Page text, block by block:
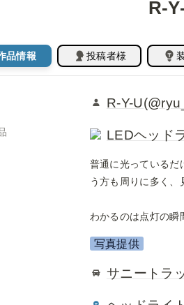
R-
品情報 投稿者様
R-Y-
LEDヘッド
普通に光っているだ
う方も周りに多く
わかるのは点灯の瞬
写真提供
サニートラ